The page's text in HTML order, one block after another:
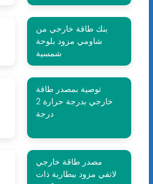
بنك طاقة خارجي من
شاومي مزود بلوحة
شمسية
توصية بمصدر طاقة
خارجي بدرجة حرارة 2
درجة
مصدر طاقة خارجي
لاتفي مزود ببطارية ذات